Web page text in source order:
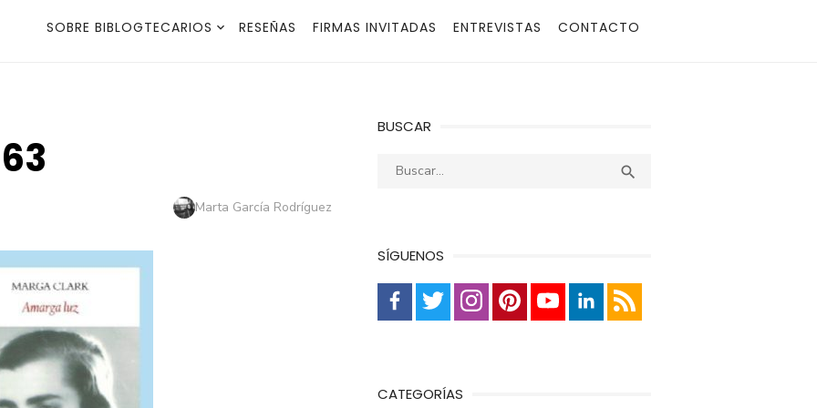
SOBRE BIBLOGTECARIOS RESEÑAS FIRMAS INVITADAS ENTREVISTAS CONTACTO
Autor
Marta García Rodríguez
BUSCAR
Buscar: 
SÍGUENOS
CATEGORÍAS